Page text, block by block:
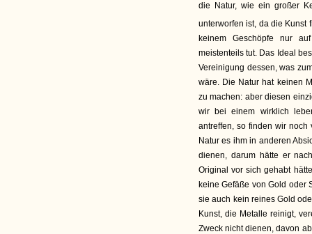
die Natur, wie ein großer
unterworfen ist, da die Kunst
keinem Geschöpfe nur
meistenteils tut. Das Ideal
Vereinigung dessen, was
wäre. Die Natur hat keinen
zu machen: aber diesen
wir bei einem wirklich
antreffen, so finden wir
Natur es ihm in anderen
dienen, darum hätte er
Original vor sich gehabt
keine Gefäße von Gold oder
sie auch kein reines Gold
Kunst, die Metalle reinigt,
Zweck nicht dienen, davon